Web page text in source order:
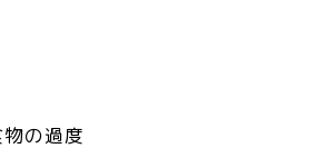
の過度